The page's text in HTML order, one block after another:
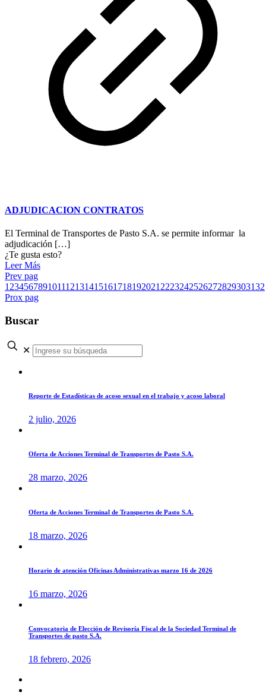
ADJUDICACION CONTRATOS
El Terminal de Transportes de Pasto S.A. se permite informar la
adjudicación […]
¿Te gusta esto?
Leer Más
Prev pag
1 23456789101112131415161718192021 2223242526272829303132
Prox pag
Buscar
✕
Reporte de Estadísticas de acoso sexual en el trabajo y acoso laboral
2 julio, 2026
Oferta de Acciones Terminal de Transportes de Pasto S.A.
28 marzo, 2026
Oferta de Acciones Terminal de Transportes de Pasto S.A.
18 marzo, 2026
Horario de atención Oficinas Administrativas marzo 16 de 2026
16 marzo, 2026
Convocatoria de Elección de Revisoría Fiscal de la Sociedad Terminal de
Transportes de pasto S.A.
18 febrero, 2026